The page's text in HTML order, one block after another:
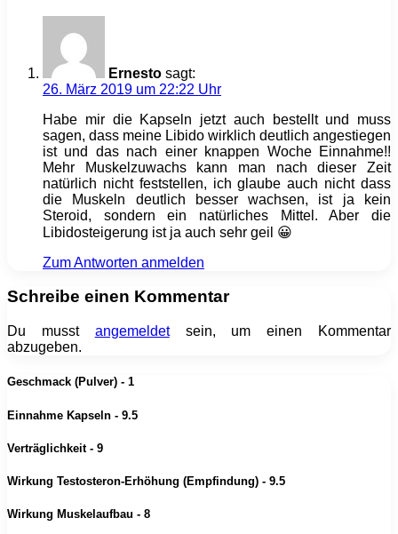
Ernesto sagt:
26. März 2019 um 22:22 Uhr
Habe mir die Kapseln jetzt auch bestellt und muss
sagen, dass meine Libido wirklich deutlich angestiegen
ist und das nach einer knappen Woche Einnahme!!
Mehr Muskelzuwachs kann man nach dieser Zeit
natürlich nicht feststellen, ich glaube auch nicht dass
die Muskeln deutlich besser wachsen, ist ja kein
Steroid, sondern ein natürliches Mittel. Aber die
Libidosteigerung ist ja auch sehr geil 😀
Zum Antworten anmelden
Schreibe einen Kommentar
Du musst angemeldetsein, um einen Kommentar
abzugeben.
Geschmack (Pulver) - 1
Einnahme Kapseln - 9.5
Verträglichkeit - 9
Wirkung Testosteron-Erhöhung (Empfindung) - 9.5
Wirkung Muskelaufbau - 8